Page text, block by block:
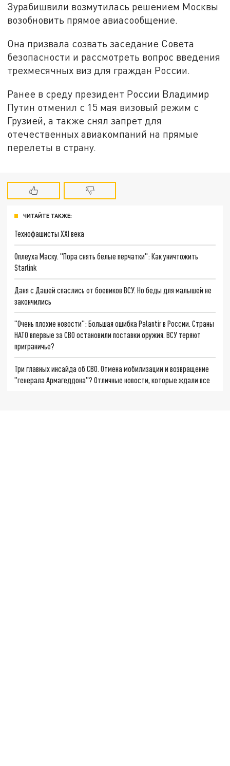
Зурабишвили возмутилась решением Москвы
возобновить прямое авиасообщение.
Она призвала созвать заседание Совета
безопасности и рассмотреть вопрос введения
трехмесячных виз для граждан России.
Ранее в среду президент России Владимир
Путин отменил с 15 мая визовый режим с
Грузией, а также снял запрет для
отечественных авиакомпаний на прямые
перелеты в страну.
ЧИТАЙТЕ ТАКЖЕ:
Технофашисты XXI века
Оплеуха Маску. "Пора снять белые перчатки": Как уничтожить
Starlink
Даня с Дашей спаслись от боевиков ВСУ. Но беды для малышей не
закончились
"Очень плохие новости": Большая ошибка Palantir в России. Страны
НАТО впервые за СВО остановили поставки оружия. ВСУ теряют
приграничье?
Три главных инсайда об СВО. Отмена мобилизации и возвращение
"генерала Армагеддона"? Отличные новости, которые ждали все